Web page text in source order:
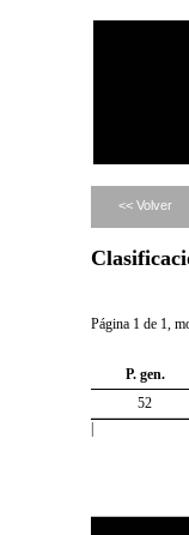
<< Volver
Página 1 de 1,
P. gen.
52
|